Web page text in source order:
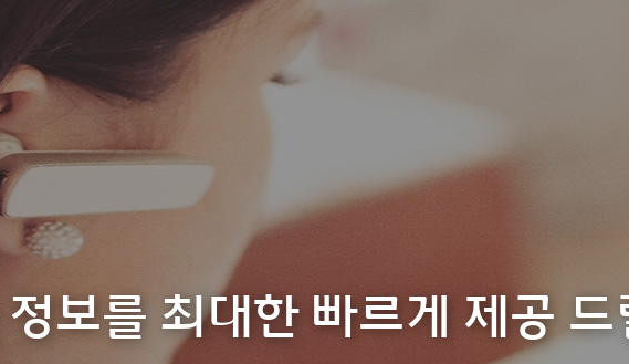
보를 최대한 빠르게 제공